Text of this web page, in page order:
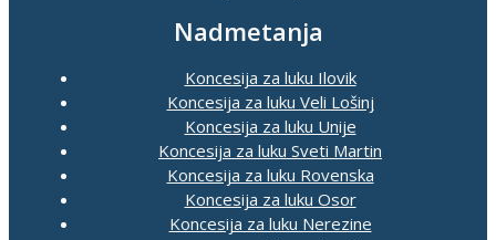
Nadmetanja
Koncesija za luku Ilovik
Koncesija za luku Veli Lošinj
Koncesija za luku Unije
Koncesija za luku Sveti Martin
Koncesija za luku Rovenska
Koncesija za luku Osor
Koncesija za luku Nerezine